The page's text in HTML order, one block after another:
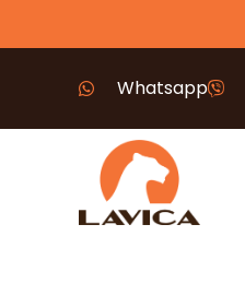
Whatsapp